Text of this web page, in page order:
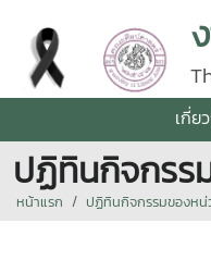
เกี่ย
ปฏิทินกิจกรร
หน้าแรก ปฏิทินกิจกรรมของหน่